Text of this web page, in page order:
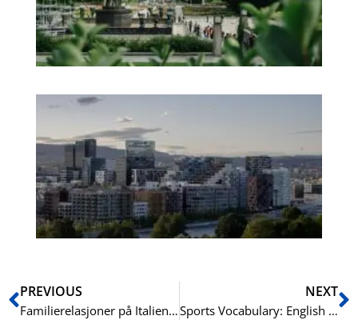
Prev
PREVIOUS
Familierelasjoner på Italiensk: Grunnleggende Ord
NEXT
Sports Vocabulary: English for Athletes